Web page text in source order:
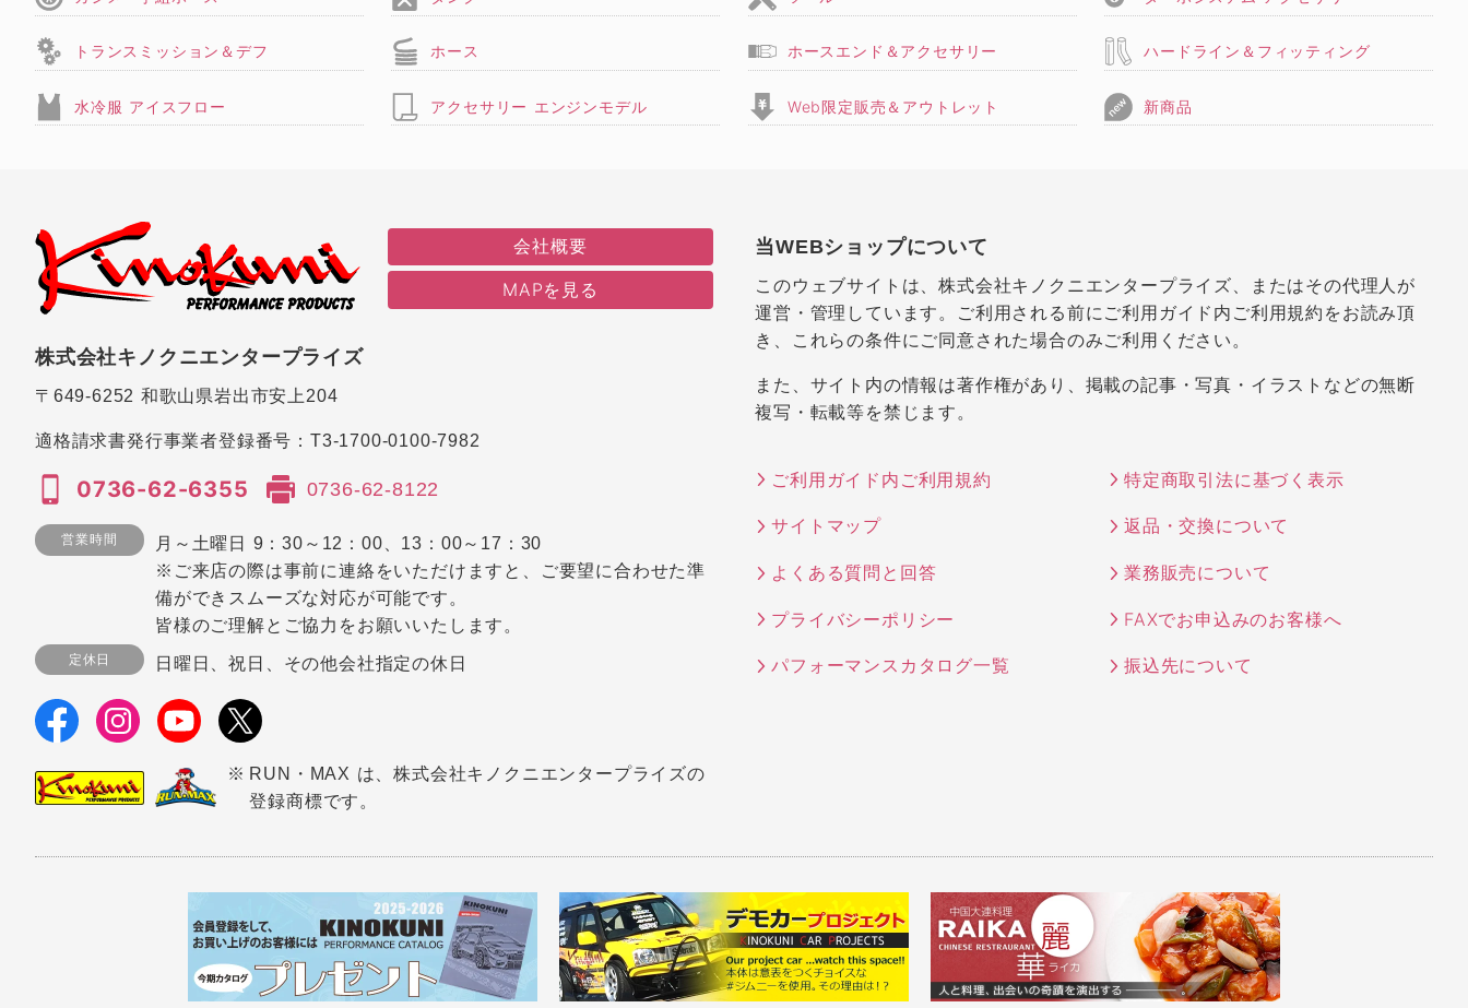
トランスミッション＆デフ ホース ホースエンド＆アクセサリー ハードライン＆フィッティング
水冷服 アイスフロー アクセサリー エンジンモデル Web限定販売＆アウトレット 新商品
会社概要
MAPを見る
株式会社キノクニエンタープライズ
〒649-6252 和歌山県岩出市安上204
適格請求書発行事業者登録番号：T3-1700-0100-7982
0736-62-6355 0736-62-8122
営業時間
月～土曜日 9：30～12：00、13：00～17：30
※ご来店の際は事前に連絡をいただけますと、ご要望に合わせた準
備ができスムーズな対応が可能です。
皆様のご理解とご協力をお願いいたします。
定休日 日曜日、祝日、その他会社指定の休日
RUN・MAX は、株式会社キノクニエンタープライズの
登録商標です。
当WEBショップについて
このウェブサイトは、株式会社キノクニエンタープライズ、またはその代理人が
運営・管理しています。ご利用される前にご利用ガイド内ご利用規約をお読み頂
き、これらの条件にご同意された場合のみご利用ください。
また、サイト内の情報は著作権があり、掲載の記事・写真・イラストなどの無断
複写・転載等を禁じます。
ご利用ガイド内ご利用規約 特定商取引法に基づく表示
サイトマップ 返品・交換について
よくある質問と回答 業務販売について
プライバシーポリシー FAXでお申込みのお客様へ
パフォーマンスカタログ一覧 振込先について